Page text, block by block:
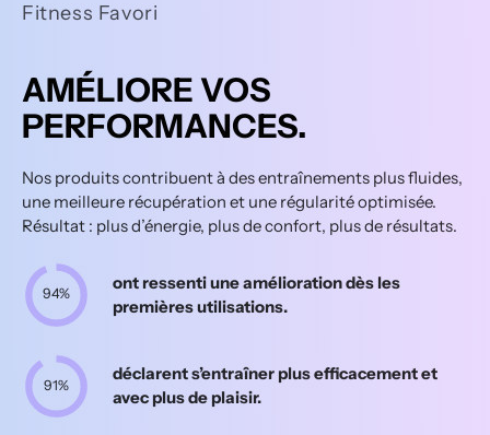
Fitness Favori
AMÉLIORE VOS
PERFORMANCES.
Nos produits contribuent à des entraînements plus fluides,
une meilleure récupération et une régularité optimisée.
Résultat : plus d’énergie, plus de confort, plus de résultats.
94%
ont ressenti une amélioration dès les
premières utilisations.
91%
déclarent s’entraîner plus efficacement et
avec plus de plaisir.